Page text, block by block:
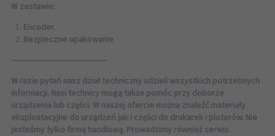
W zestawie:
Encoder.
Bezpieczne opakowanie
---------------------------------------
W razie pytań nasz dział techniczny udzieli wszystkich potrzebnych
informacji. Nasi technicy mogą także pomóc przy doborze
urządzenia lub części. W naszej ofercie można znaleźć materiały
eksploatacyjne do urządzeń jak i części do drukarek i ploterów. Nie
jesteśmy tylko firmą handlową. Prowadzimy również serwis.